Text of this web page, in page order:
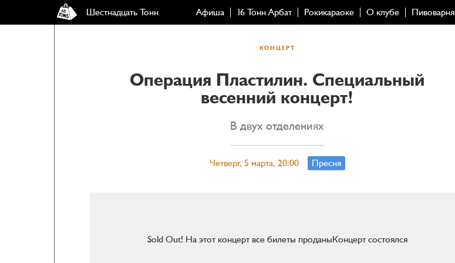
Шестнадцать Тонн Афиша 16 Тонн Арбат Рокикараоке О клубе Пивоварня
КОНЦЕРТ
Операция Пластилин. Специальный
весенний концерт!
В двух отделениях
Четверг, 5 марта, 20:00 Пресня
Sold Out! На этот концерт все билеты проданыКонцерт состоялся